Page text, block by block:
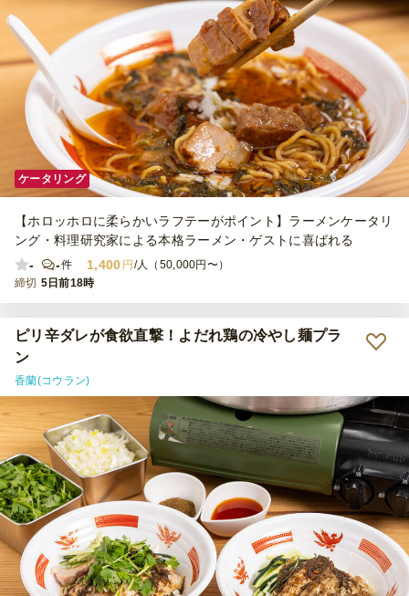
ケータリング
【ホロッホロに柔らかいラフテーがポイント】ラーメンケータリ
ング・料理研究家による本格ラーメン・ゲストに喜ばれる
-
-件 1,400 円 /人（50,000円〜）
締切 5日前18時
ピリ辛ダレが食欲直撃！よだれ鶏の冷やし麺プラ
ン
香蘭(コウラン)